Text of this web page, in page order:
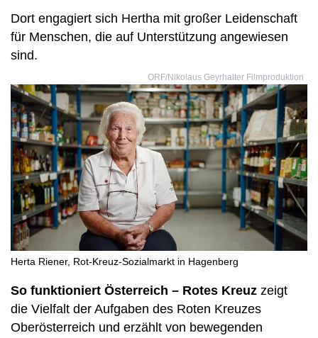
Dort engagiert sich Hertha mit großer Leidenschaft
für Menschen, die auf Unterstützung angewiesen
sind.
ORF/Nikolaus Geyrhalter Filmproduktion
Herta Riener, Rot-Kreuz-Sozialmarkt in Hagenberg
So funktioniert Österreich – Rotes Kreuz zeigt
die Vielfalt der Aufgaben des Roten Kreuzes
Oberösterreich und erzählt von bewegenden